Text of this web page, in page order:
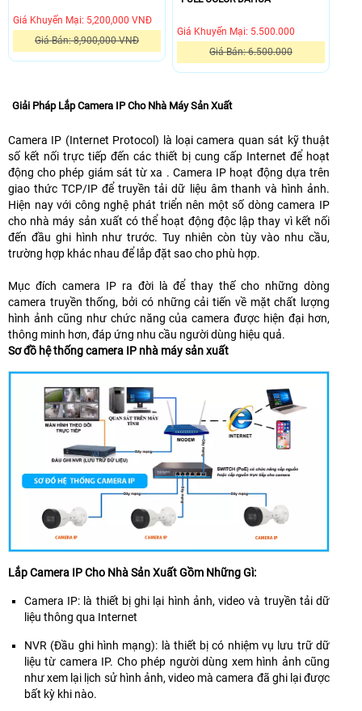
tài
và
an
cho
khách
hàng
và
nhân
viên,
cũng
như
quản
lý
cửa
hàng
kiểm
cách
hiệu
cho
phép
sát
ảnh
xa
qua
điện
thoại,
máy
tính
công
ở
bạn
có
thể
giám
sát
được
mọi
hoạt
động
nhập
hàng
hóa
diễn
ra
kho
giải:
1080P@25/30fps;
720P@25/30fps;
720P@50/60fps;,
cấp
ảnh
sắc
nét
Full
HD,
Đặc
biệt
Camera
KX-
C2121S5-
A
có
khả
âm
hình
ảnh
nét
tích
led
hồng
ngoại
ban
đêm,
góc
quan
sát
101
độ.
Ngoài
ra
camera
có
khắc
nắng,
bụi
bẩn
nhờ
thiết
với
tiêu
chuẩn
bảo
sát
hình
sắc
trung
có
màu
sắc
sinh
động
cả
ngày
lẫn
tích
hợp
báo
động
bằng
sáng
trắng,
hỗ
trợ
ghi
lại
âm
thực.
Giá Khuyến Mại: 5,200,000 VNĐ
Giá Bán: 8,900,000 VNĐ
Lắp
sát
trình
DS-
2CE10DF0T-
FS
thương
hiệu
Hikvision
với
phân
giải
2.0MP,
hỗ
trợ
màu
mic
giúp
ghi
hình
rõ
ràng
Giá Khuyến Mại: 5.500.000
Giá Bán: 6.500.000
bộ
camera
nhà
xưởng
full
color
sẽ
giúp
bạn
giám
24/24
và
lưu
lại
dữ
khi
có
cố
đặc
biệt
camera
còn
có
âm
giúp
có
nghe
được
công
nhân
Giải Pháp Lắp Camera IP Cho Nhà Máy Sản Xuất
Camera IP (Internet Protocol) là loại camera quan sát kỹ thuật
số kết nối trực tiếp đến các thiết bị cung cấp Internet để hoạt
động cho phép giám sát từ xa . Camera IP hoạt động dựa trên
giao thức TCP/IP để truyền tải dữ liệu âm thanh và hình ảnh.
Hiện nay với công nghệ phát triển nên một số dòng camera IP
cho nhà máy sản xuất có thể hoạt động độc lập thay vì kết nối
đến đầu ghi hình như trước. Tuy nhiên còn tùy vào nhu cầu,
trường hợp khác nhau để lắp đặt sao cho phù hợp.
Mục đích camera IP ra đời là để thay thế cho những dòng
camera truyền thống, bởi có những cải tiến về mặt chất lượng
hình ảnh cũng như chức năng của camera được hiện đại hơn,
thông minh hơn, đáp ứng nhu cầu người dùng hiệu quả.
Sơ đồ hệ thống camera IP nhà máy sản xuất
Lắp Camera IP Cho Nhà Sản Xuất Gồm Những Gì:
Camera IP: là thiết bị ghi lại hình ảnh, video và truyền tải dữ
liệu thông qua Internet
NVR (Đầu ghi hình mạng): là thiết bị có nhiệm vụ lưu trữ dữ
liệu từ camera IP. Cho phép người dùng xem hình ảnh cũng
như xem lại lịch sử hình ảnh, video mà camera đã ghi lại được
bất kỳ khi nào.